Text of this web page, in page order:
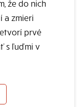
že do nich
a zmieri
prvé
s ľuďmi v